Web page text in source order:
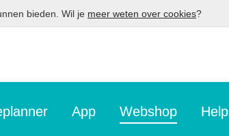
bieden. Wil je meer weten over cookies?
App Webshop Help